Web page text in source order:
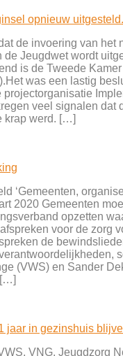
opnieuw uitgesteld.
de invoering van het
Jeugdwet wordt
is de Tweede
was een lastig
veel signalen dat
krap werd. […]
‘Gemeenten,
2020 Gemeenten
opzetten
voor de zorg
de
(VWS) en Sander
[…]
jaar in gezinshuis
VNG, Jeugdzorg